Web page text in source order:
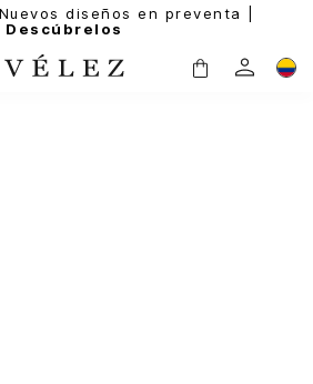
diseños en preventa |
Descúbrelos